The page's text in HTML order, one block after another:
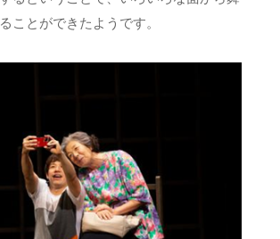
ことができたようです。